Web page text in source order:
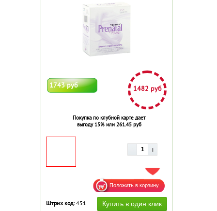
1743 руб 1482 руб
Покупка по клубной карте дает
выгоду 15% или 261.45 руб
ДОБАВИТЬ В ИЗБРАННОЕ
Штрих код: 451